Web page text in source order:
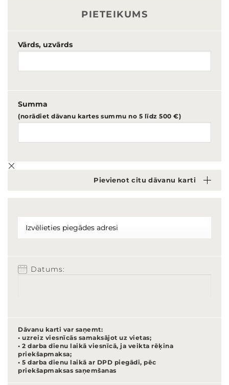
PIETEIKUMS
Vārds, uzvārds
Summa
(norādiet dāvanu kartes summu no 5 līdz 500 €)
Pievienot citu dāvanu karti
Datums:
Dāvanu karti var saņemt:
• uzreiz viesnīcās samaksājot uz vietas;
• 2 darba dienu laikā viesnīcā, ja veikta rēķina
priekšapmaksa;
• 5 darba dienu laikā ar DPD piegādi, pēc
priekšapmaksas saņemšanas